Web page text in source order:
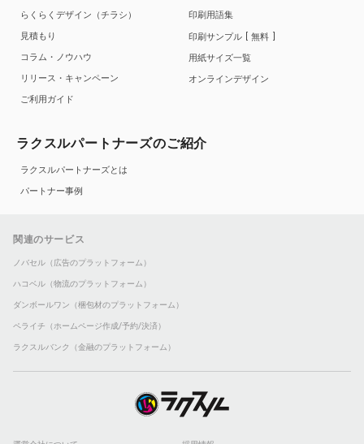
らくらくデザイン（チラシ）
見積もり
コラム・ノウハウ
リリース・キャンペーン
ご利用ガイド
印刷用語集
印刷サンプル
無料
用紙サイズ一覧
オンラインデザイン
ラクスルパートナーズのご紹介
ラクスルパートナーズとは
パートナー事例
関連のサービス
ノバセル（広告のプラットフォーム）
ハコベル（物流のプラットフォーム）
ダンボールワン（梱包材のプラットフォーム）
ペライチ（ホームページ作成/予約/決済）
ラクスルバンク（金融のプラットフォーム）